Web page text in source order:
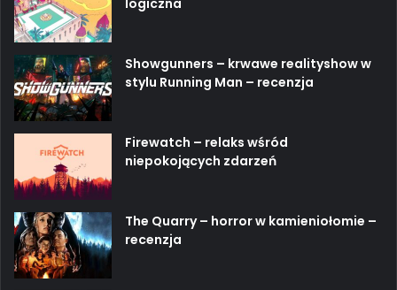
logiczna
Showgunners – krwawe realityshow w
stylu Running Man – recenzja
Firewatch – relaks wśród
niepokojących zdarzeń
The Quarry – horror w kamieniołomie –
recenzja